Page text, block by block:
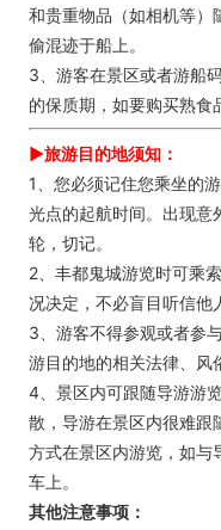
和贵重物品（如相机等）
偷混迹于船上。
3、游客在景区或者游船
的保质期，如要购买熟食
►旅游目的地须知：
1、您必须记住您乘坐的
光点的起航时间。出现意
轮，切记。
2、丰都鬼城游览时可乘
况决定，不必盲目听信他
3、游客不得参观或者参
游目的地的相关法律、风
4、景区内可跟随导游游
散，导游在景区内很难跟
方式在景区内游览，如与
车上。
其他注意事项：